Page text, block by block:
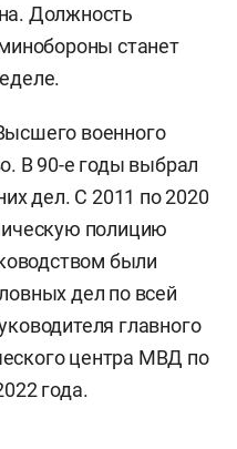
Должность
станет
военного
В 90-е годы выбрал
дел. С 2011 по 2020
полицию
были
дел по всей
главного
центра МВД по
года.